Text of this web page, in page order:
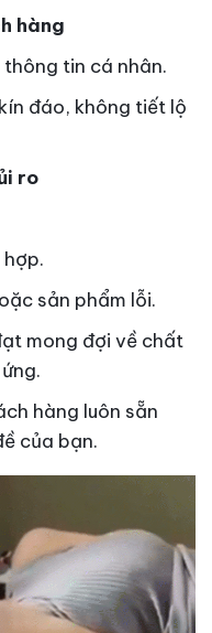
hàng
tin cá nhân.
đáo, không tiết lộ
ro
sản phẩm lỗi.
mong đợi về chất
hàng luôn sẵn
của bạn.